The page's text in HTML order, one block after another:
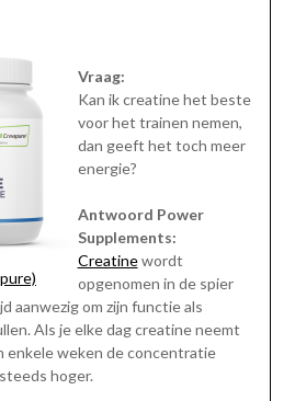
Vraag:
Kan ik creatine het beste
voor het trainen nemen,
dan geeft het toch meer
energie?
Antwoord Power
Supplements:
Creatinewordt
opgenomen in de spier
aanwezig om zijn functie als
Als je elke dag creatine neemt
enkele weken de concentratie
hoger.